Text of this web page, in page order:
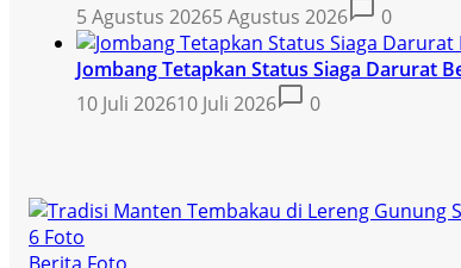
5 Agustus 20265 Agustus 2026
0
Jombang Tetapkan Status Siaga Darurat
10 Juli 202610 Juli 2026 0
6 Foto
Berita Foto